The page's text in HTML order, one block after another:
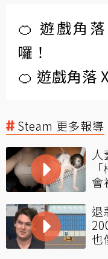
🍊 遊戲角
囉！
🍊 遊戲角落
Steam 更多報導
會
退
也